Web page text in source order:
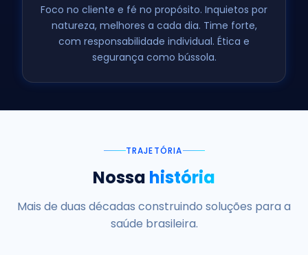
Foco no cliente e fé no propósito. Inquietos por
natureza, melhores a cada dia. Time forte,
com responsabilidade individual. Ética e
segurança como bússola.
TRAJETÓRIA
Nossa história
Mais de duas décadas construindo soluções para a
saúde brasileira.